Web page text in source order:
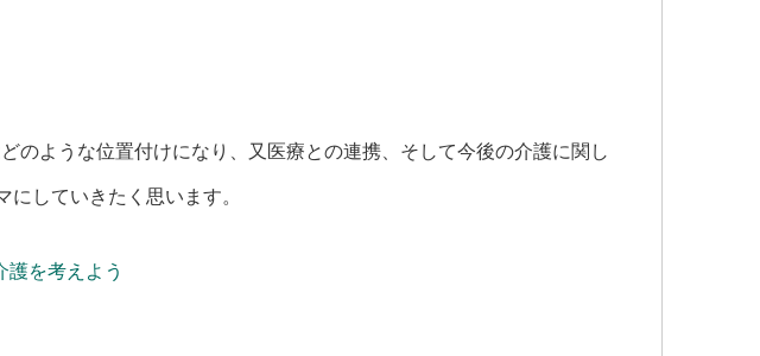
ような位置付けになり、又医療との連携、そして今後の介護に関し
していきたく思います。
護を考えよう